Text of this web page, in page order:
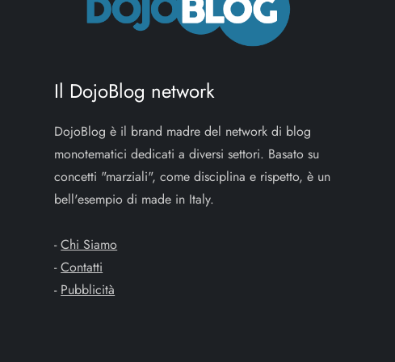
Il DojoBlog network
DojoBlog è il brand madre del network di blog
monotematici dedicati a diversi settori. Basato su
concetti "marziali", come disciplina e rispetto, è un
bell'esempio di made in Italy.
-Chi Siamo
-Contatti
- Pubblicità